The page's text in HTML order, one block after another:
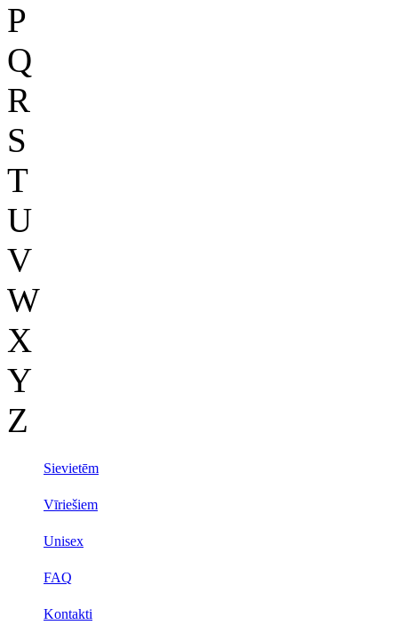
P
Q
R
S
T
U
V
W
X
Y
Z
Sievietēm
Vīriešiem
Unisex
FAQ
Kontakti